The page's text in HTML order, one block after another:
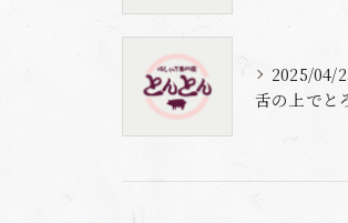
2025/04/